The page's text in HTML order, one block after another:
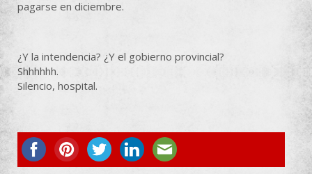
pagarse en diciembre.
¿Y la intendencia? ¿Y el gobierno provincial?
Shhhhhh.
Silencio, hospital.